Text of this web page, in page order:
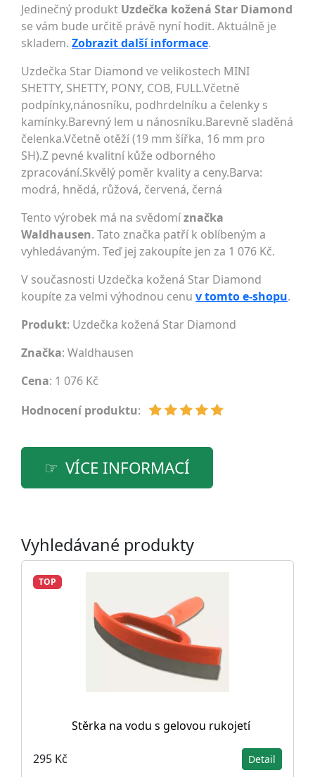
Jedinečný produkt Uzdečka kožená Star Diamond
se vám bude určitě právě nyní hodit. Aktuálně je
skladem. Zobrazit další informace.
Uzdečka Star Diamond ve velikostech MINI
SHETTY, SHETTY, PONY, COB, FULL.Včetně
podpínky,nánosníku, podhrdelníku a čelenky s
kamínky.Barevný lem u nánosníku.Barevně sladěná
čelenka.Včetně otěží (19 mm šířka, 16 mm pro
SH).Z pevné kvalitní kůže odborného
zpracování.Skvělý poměr kvality a ceny.Barva:
modrá, hnědá, růžová, červená, černá
Tento výrobek má na svědomíznačka
Waldhausen. Tato značka patří k oblíbeným a
vyhledávaným. Teď jej zakoupíte jen za 1 076 Kč.
V současnosti Uzdečka kožená Star Diamond
koupíte za velmi výhodnou cenu v tomto e-shopu.
Produkt: Uzdečka kožená Star Diamond
Značka: Waldhausen
Cena: 1 076 Kč
Hodnocení produktu:
VÍCE INFORMACÍ
Vyhledávané produkty
TOP
Stěrka na vodu s gelovou rukojetí
295 Kč Detail